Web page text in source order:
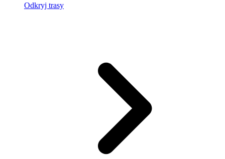
Odkryj trasy